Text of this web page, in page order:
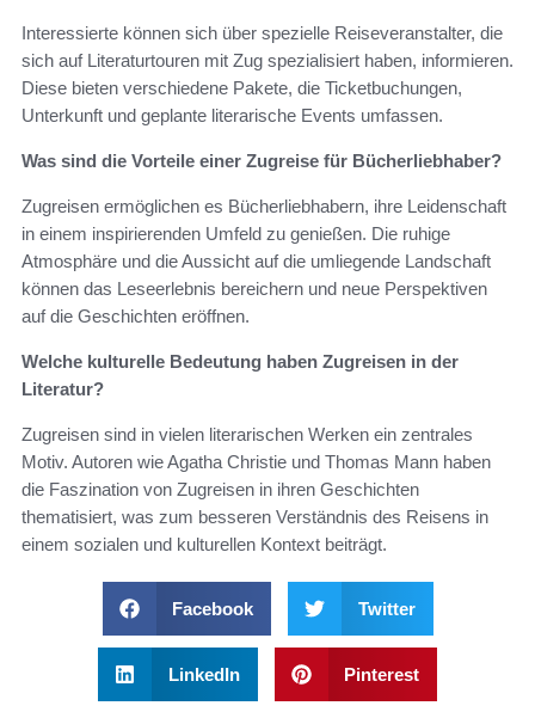
Interessierte können sich über spezielle Reiseveranstalter, die
sich auf Literaturtouren mit Zug spezialisiert haben, informieren.
Diese bieten verschiedene Pakete, die Ticketbuchungen,
Unterkunft und geplante literarische Events umfassen.
Was sind die Vorteile einer Zugreise für Bücherliebhaber?
Zugreisen ermöglichen es Bücherliebhabern, ihre Leidenschaft
in einem inspirierenden Umfeld zu genießen. Die ruhige
Atmosphäre und die Aussicht auf die umliegende Landschaft
können das Leseerlebnis bereichern und neue Perspektiven
auf die Geschichten eröffnen.
Welche kulturelle Bedeutung haben Zugreisen in der
Literatur?
Zugreisen sind in vielen literarischen Werken ein zentrales
Motiv. Autoren wie Agatha Christie und Thomas Mann haben
die Faszination von Zugreisen in ihren Geschichten
thematisiert, was zum besseren Verständnis des Reisens in
einem sozialen und kulturellen Kontext beiträgt.
Facebook Twitter
LinkedIn Pinterest